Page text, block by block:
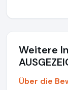
Weitere
Über die